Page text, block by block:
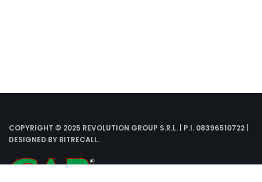
COPYRIGHT © 2025 REVOLUTION GROUP S.R.L. | P.I. 08396510722 |
DESIGNED BY BITRECALL.